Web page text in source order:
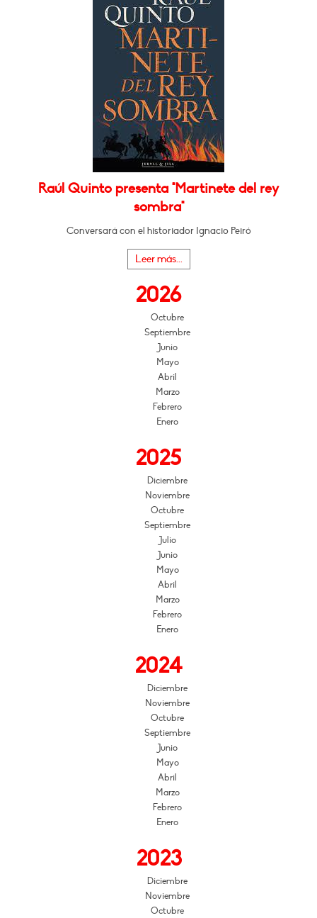
Raúl Quinto presenta "Martinete del rey
sombra"
Conversará con el historiador Ignacio Peiró
Leer más...
2026
Octubre
Septiembre
Junio
Mayo
Abril
Marzo
Febrero
Enero
2025
Diciembre
Noviembre
Octubre
Septiembre
Julio
Junio
Mayo
Abril
Marzo
Febrero
Enero
2024
Diciembre
Noviembre
Octubre
Septiembre
Junio
Mayo
Abril
Marzo
Febrero
Enero
2023
Diciembre
Noviembre
Octubre